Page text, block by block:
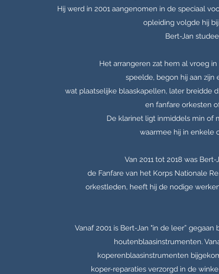
Hij werd in 2001 aangenomen in de speciaal
opleiding volgde hij
Bert-Jan
Het arrangeren zat hem al vroeg
speelde, begon hij aan zijn
wat plaatselijke blaaskapellen, later breidde
en fanfare orkesten
De klarinet ligt inmiddels min of
waarmee hij in enkele
Van 2011 tot 2018 was
de Fanfare van het Korps Nationale
orkestleden, heeft hij de nodige
Vanaf 2001 is Bert-Jan "in de leer”
houtenblaasinstrumenten.
koperenblaasinstrumenten
koper-reparaties verzorgd in de